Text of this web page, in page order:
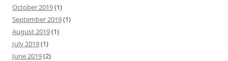
October 2019(1)
September 2019(1)
August 2019(1)
July 2019(1)
June 2019(2)